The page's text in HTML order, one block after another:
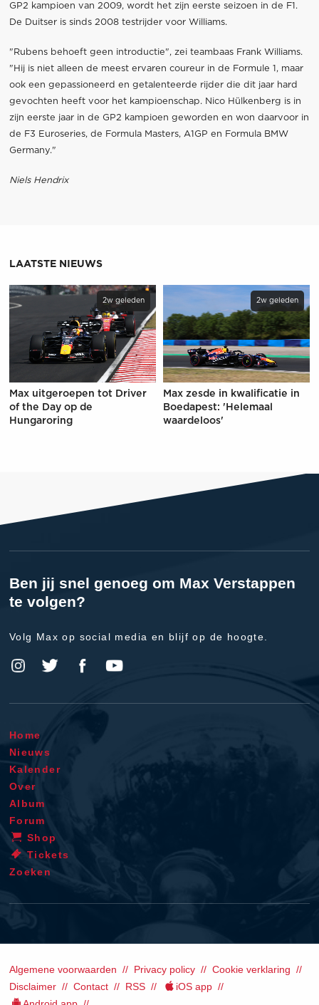
GP2 kampioen van 2009, wordt het zijn eerste seizoen in de F1.
De Duitser is sinds 2008 testrijder voor Williams.
"Rubens behoeft geen introductie", zei teambaas Frank Williams.
"Hij is niet alleen de meest ervaren coureur in de Formule 1, maar
ook een gepassioneerd en getalenteerde rijder die dit jaar hard
gevochten heeft voor het kampioenschap. Nico Hülkenberg is in
zijn eerste jaar in de GP2 kampioen geworden en won daarvoor in
de F3 Euroseries, de Formula Masters, A1GP en Formula BMW
Germany."
Niels Hendrix
LAATSTE NIEUWS
2w geleden
Max uitgeroepen tot Driver
of the Day op de
Hungaroring
2w geleden
Max zesde in kwalificatie in
Boedapest: 'Helemaal
waardeloos'
Ben jij snel genoeg om Max Verstappen
te volgen?
Volg Max op social media en blijf op de hoogte.
Home
Nieuws
Kalender
Over
Album
Forum
Shop
Tickets
Zoeken
Algemene voorwaarden Privacy policy
Cookie verklaring
Disclaimer
Contact RSS
iOS app